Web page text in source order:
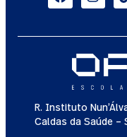
R. Instituto
Caldas da Saúde –